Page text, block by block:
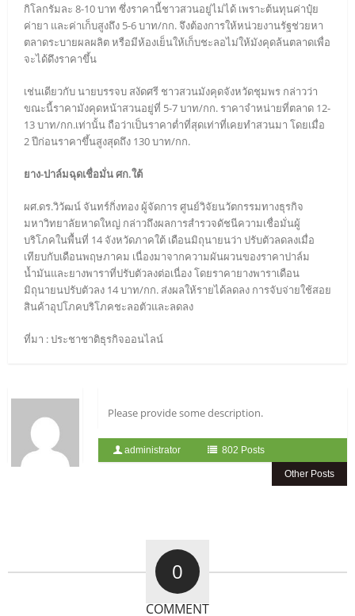
กิโลกรัมละ 8-10 บาท ซึ่งราคานี้ชาวสวนอยู่ไม่ได้ เพราะต้นทุนค่าปุ๋ย
ค่ายา และค่าเก็บสูงถึง 5-6 บาท/กก. จึงต้องการให้หน่วยงานรัฐช่วยหา
ตลาดระบายผลผลิต หรือมีห้องเย็นให้เก็บชะลอไม่ให้มังคุดล้นตลาดเพื่อ
จะได้ดึงราคาขึ้น
เช่นเดียวกับ นายบรรจบ สงัดศรี ชาวสวนมังคุดจังหวัดชุมพร กล่าวว่า
ขณะนี้ราคามังคุดหน้าสวนอยู่ที่ 5-7 บาท/กก. ราคาจำหน่ายที่ตลาด 12-
13 บาท/กก.เท่านั้น ถือว่าเป็นราคาต่ำที่สุดเท่าที่เคยทำสวนมา โดยเมื่อ
2 ปีก่อนราคาขึ้นสูงสุดถึง 130 บาท/กก.
ยาง-ปาล์มฉุดเชื่อมั่น ศก.ใต้
ผศ.ดร.วิวัฒน์ จันทร์กิ่งทอง ผู้จัดการ ศูนย์วิจัยนวัตกรรมทางธุรกิจ
มหาวิทยาลัยหาดใหญ่ กล่าวถึงผลการสำรวจดัชนีความเชื่อมั่นผู้
บริโภคในพื้นที่ 14 จังหวัดภาคใต้ เดือนมิถุนายนว่า ปรับตัวลดลงเมื่อ
เทียบกับเดือนพฤษภาคม เนื่องมาจากความผันผวนของราคาปาล์ม
น้ำมันและยางพาราที่ปรับตัวลงต่อเนื่อง โดยราคายางพาราเดือน
มิถุนายนปรับตัวลง 14 บาท/กก. ส่งผลให้รายได้ลดลง การจับจ่ายใช้สอย
สินค้าอุปโภคบริโภคชะลอตัวและลดลง
ที่มา : ประชาชาติธุรกิจออนไลน์
Please provide some description.
administrator 802 Posts
Other Posts
0
COMMENT